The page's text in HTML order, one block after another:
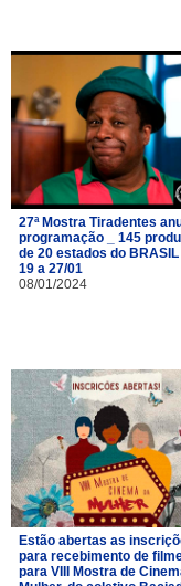
27ª Mostra Tiradentes
programação _ 145
de 20 estados do BRASIL
19 a 27/01
08/01/2024
Estão abertas as
para recebimento de
para VIII Mostra de